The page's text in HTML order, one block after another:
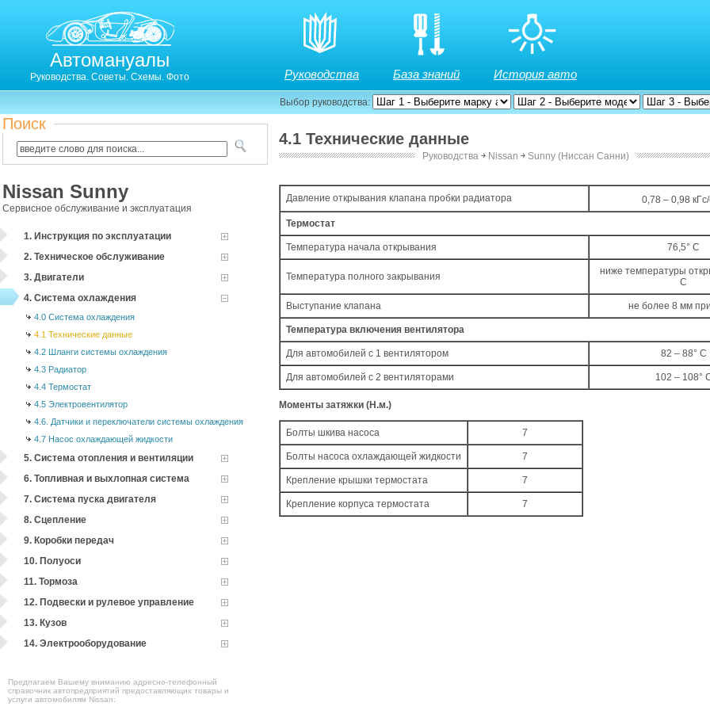
Автомануалы
Руководства. Советы. Схемы. Фото Руководства База знаний История авто
Выбор руководства:
Поиск
Nissan Sunny
Сервисное обслуживание и эксплуатация
1. Инструкция по эксплуатации
2. Техническое обслуживание
3. Двигатели
4. Система охлаждения
4.0 Система охлаждения
4.1 Технические данные
4.2 Шланги системы охлаждения
4.3 Радиатор
4.4 Термостат
4.5 Электровентилятор
4.6. Датчики и переключатели системы охлаждения
4.7 Насос охлаждающей жидкости
5. Система отопления и вентиляции
6. Топливная и выхлопная система
7. Система пуска двигателя
8. Сцепление
9. Коробки передач
10. Полуоси
11. Тормоза
12. Подвески и рулевое управление
13. Кузов
14. Электрооборудование
Предлагаем Вашему вниманию адресно-телефонный
справочник автопредприятий предоставляющих товары и
услуги автомобилям Nissan:
4.1 Технические данные
Руководства ￫ Nissan ￫ Sunny (Ниссан Санни)
Давление открывания клапана пробки радиатора 0,78 – 0,98
Термостат
Температура начала открывания 76,5° С
Температура полного закрывания
ниже температуры
С
Выступание клапана не более 8 мм
Температура включения вентилятора
Для автомобилей с 1 вентилятором 82 – 88° С
Для автомобилей с 2 вентиляторами 102 – 108°
Моменты затяжки (Н.м.)
Болты шкива насоса 7
Болты насоса охлаждающей жидкости 7
Крепление крышки термостата 7
Крепление корпуса термостата 7